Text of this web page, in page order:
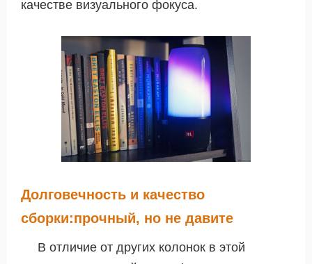
качестве визуального фокуса.
Долговечность и качество
сборки:прочный, но не давите
В отличие от других колонок в этой